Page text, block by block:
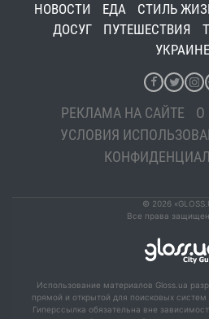
НОВОСТИ ЕДА СТИЛЬ
ДОСУГ
ПУТЕШЕСТВИЯ
УКРАИНЕ
РЕКЛАМА НА САЙТЕ О
УСЛОВИЯ
© 2026
Все права
Использование материалов Gloss.ua
прямой и открытой для поисковых систем
Гиперссылка обязательна вне